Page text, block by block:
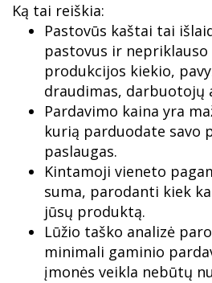
Ką tai reiškia:
Pastovūs kaštai tai
pastovus ir
produkcijos kiekio,
draudimas, darbuotojų
Pardavimo kaina yra
kurią parduodate savo
paslaugas.
Kintamoji vieneto
suma, parodanti kiek
jūsų produktą.
Lūžio taško analizė
minimali gaminio
įmonės veikla nebūtų